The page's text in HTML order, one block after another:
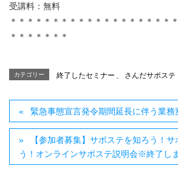
受講料：無料
＊＊＊＊＊＊＊＊＊＊＊＊＊＊＊＊＊＊＊
＊＊＊＊＊＊＊
カテゴリー 終了したセミナー 、 さんだサポステ
緊急事態宣言発令期間延長に伴う業務
【参加者募集】サポステを知ろう！
う！オンラインサポステ説明会※終了し